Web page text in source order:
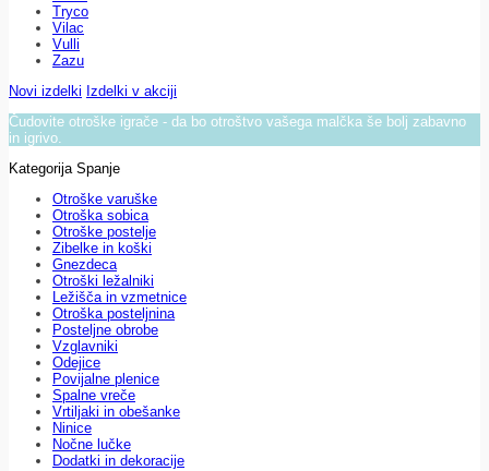
Tryco
Vilac
Vulli
Zazu
Novi izdelki Izdelki v akciji
Čudovite otroške igrače - da bo otroštvo vašega malčka še bolj zabavno
in igrivo.
Kategorija Spanje
Otroške varuške
Otroška sobica
Otroške postelje
Zibelke in koški
Gnezdeca
Otroški ležalniki
Ležišča in vzmetnice
Otroška posteljnina
Posteljne obrobe
Vzglavniki
Odejice
Povijalne plenice
Spalne vreče
Vrtiljaki in obešanke
Ninice
Nočne lučke
Dodatki in dekoracije